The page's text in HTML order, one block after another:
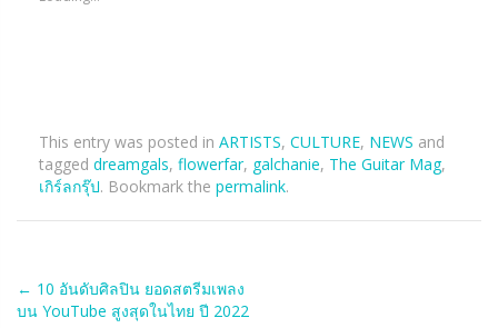
This entry was posted in ARTISTS, CULTURE, NEWS and
tagged dreamgals, flowerfar, galchanie, The Guitar Mag,
เกิร์ลกรุ๊ป. Bookmark the permalink.
Post
← 10 อันดับศิลปิน ยอดสตรีมเพลง
บน YouTube สูงสุดในไทย ปี 2022